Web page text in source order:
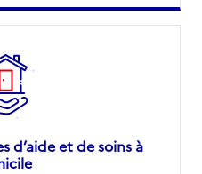
d’aide et de soins à